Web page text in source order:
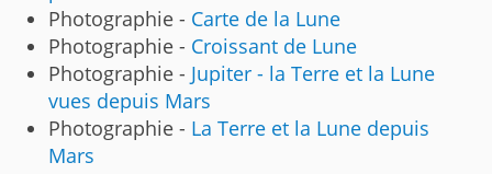
Photographie - Carte de la Lune
Photographie - Croissant de Lune
Photographie - Jupiter - la Terre et la Lune
vues depuis Mars
Photographie - La Terre et la Lune depuis
Mars